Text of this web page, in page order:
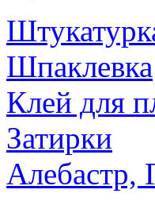
Шпаклевка
Клей для
Затирки
Алебастр,